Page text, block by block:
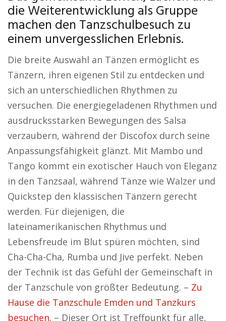
die Weiterentwicklung als Gruppe
machen den Tanzschulbesuch zu
einem unvergesslichen Erlebnis.
Die breite Auswahl an Tänzen ermöglicht es
Tänzern, ihren eigenen Stil zu entdecken und
sich an unterschiedlichen Rhythmen zu
versuchen. Die energiegeladenen Rhythmen und
ausdrucksstarken Bewegungen des Salsa
verzaubern, während der Discofox durch seine
Anpassungsfähigkeit glänzt. Mit Mambo und
Tango kommt ein exotischer Hauch von Eleganz
in den Tanzsaal, während Tänze wie Walzer und
Quickstep den klassischen Tänzern gerecht
werden. Für diejenigen, die
lateinamerikanischen Rhythmus und
Lebensfreude im Blut spüren möchten, sind
Cha-Cha-Cha, Rumba und Jive perfekt. Neben
der Technik ist das Gefühl der Gemeinschaft in
der Tanzschule von größter Bedeutung. – Zu
Hause die Tanzschule Emden und Tanzkurs
besuchen. – Dieser Ort ist Treffpunkt für alle,